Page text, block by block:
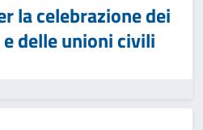
la celebrazione dei
delle unioni civili